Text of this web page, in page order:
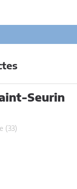
Seurin
(33)